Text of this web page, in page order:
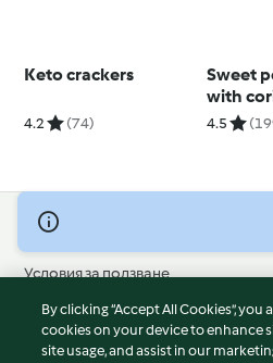
Keto crackers
4.2 (74)
Sweet
with
sauce
4.5
© Авторско право 2026
Условия за ползване
Политика за поверителност
Отказ от отговорност
Политика за поверителност
By clicking “Accept All Cookies”,
cookies on your device to enhance
site usage, and assist in our